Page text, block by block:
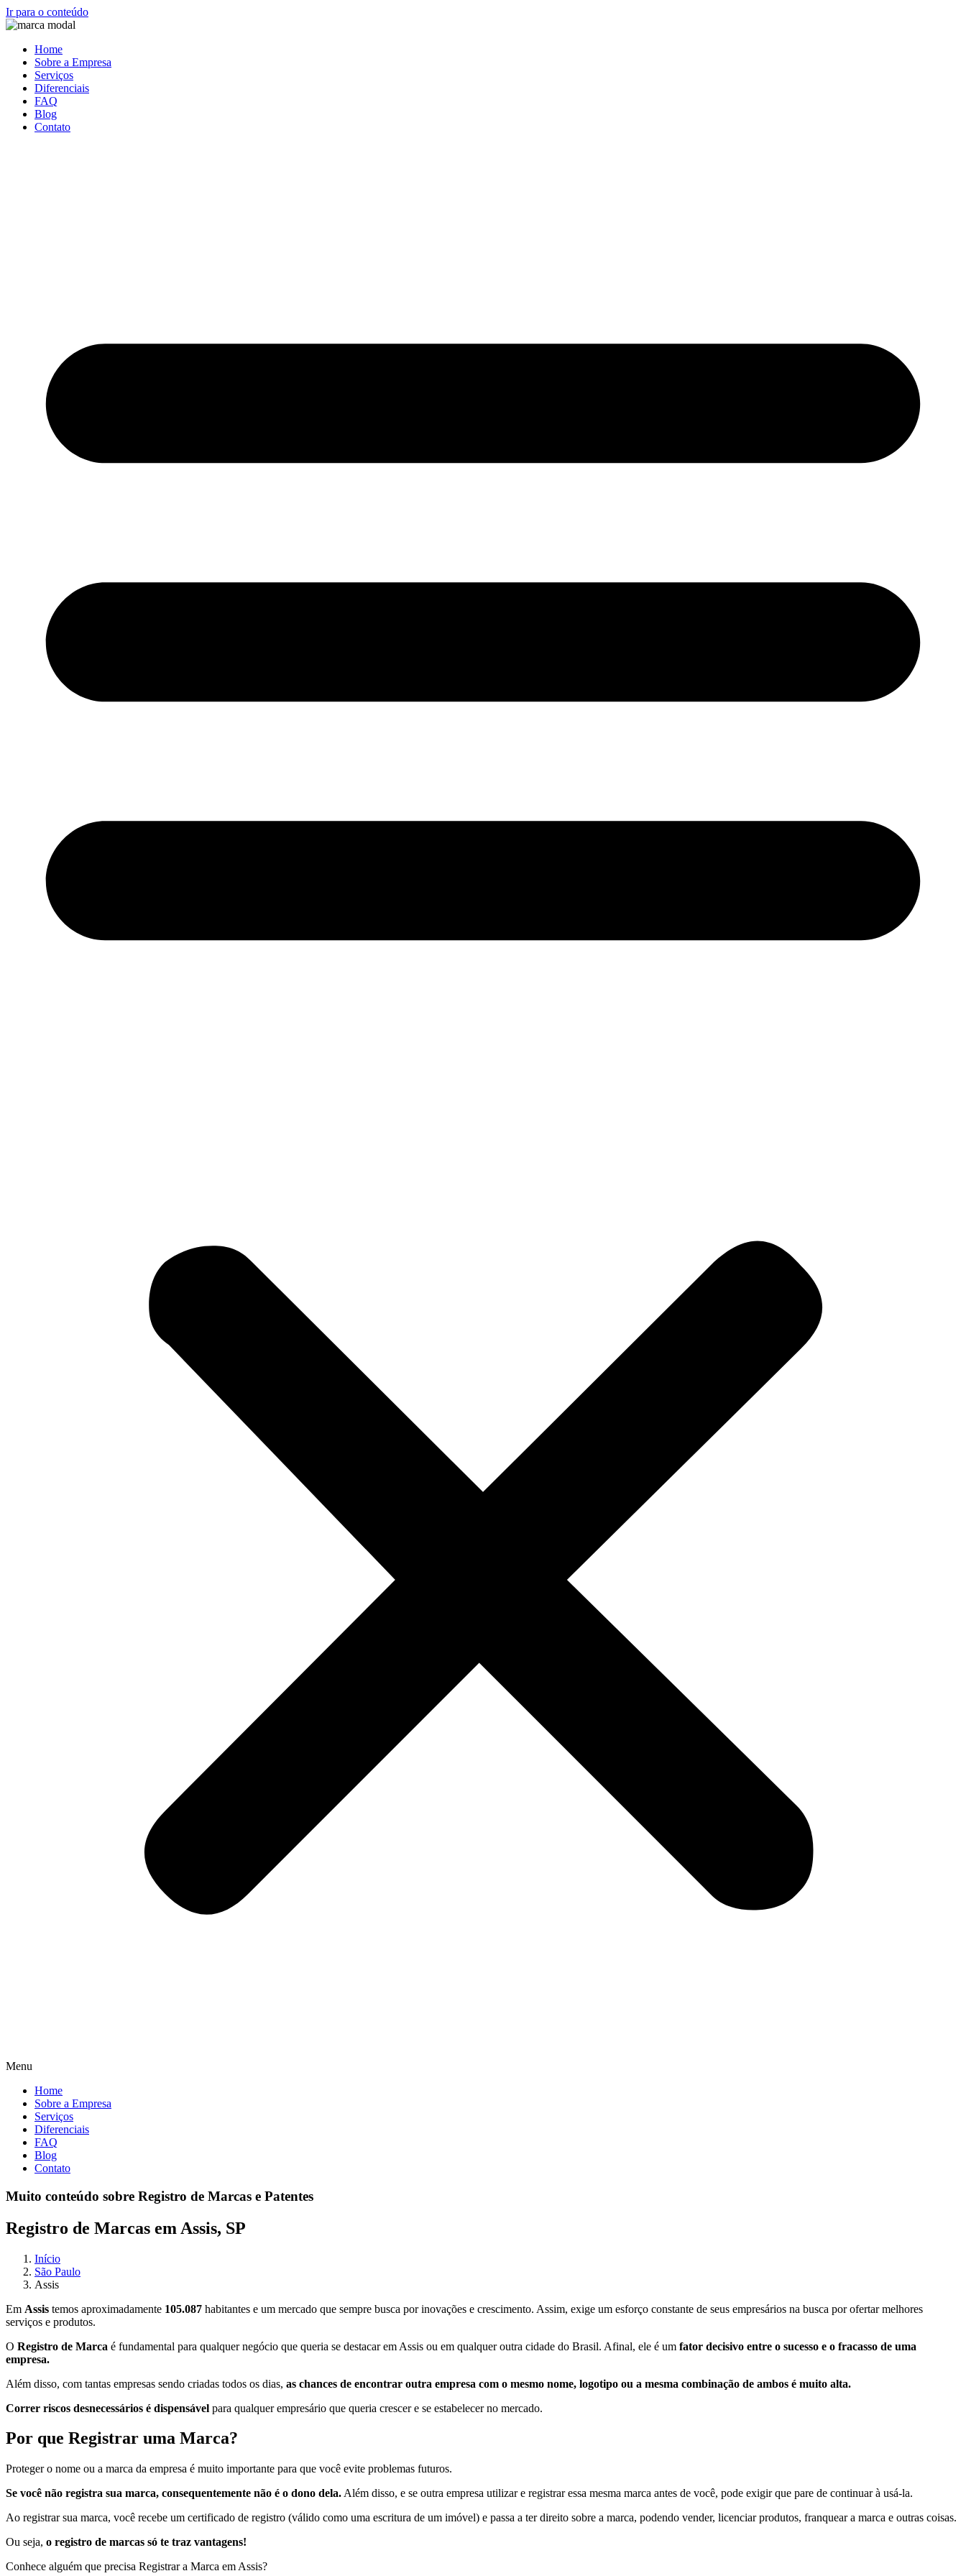
Ir para o conteúdo
Home
Sobre a Empresa
Serviços
Diferenciais
FAQ
Blog
Contato
Menu
Home
Sobre a Empresa
Serviços
Diferenciais
FAQ
Blog
Contato
Muito conteúdo sobre Registro de Marcas e Patentes
Registro de Marcas em Assis, SP
Início
São Paulo
Assis
Em Assis temos aproximadamente 105.087 habitantes e um mercado que sempre busca por inovações e crescimento. Assim, exige um esforço constante de seus empresários na busca por ofertar melhores
serviços e produtos.
O Registro de Marca é fundamental para qualquer negócio que queria se destacar em Assis ou em qualquer outra cidade do Brasil. Afinal, ele é um fator decisivo entre o sucesso e o fracasso de uma
empresa.
Além disso, com tantas empresas sendo criadas todos os dias, as chances de encontrar outra empresa com o mesmo nome, logotipo ou a mesma combinação de ambos é muito alta.
Correr riscos desnecessários é dispensável para qualquer empresário que queria crescer e se estabelecer no mercado.
Por que Registrar uma Marca?
Proteger o nome ou a marca da empresa é muito importante para que você evite problemas futuros.
Se você não registra sua marca, consequentemente não é o dono dela. Além disso, e se outra empresa utilizar e registrar essa mesma marca antes de você, pode exigir que pare de continuar à usá-la.
Ao registrar sua marca, você recebe um certificado de registro (válido como uma escritura de um imóvel) e passa a ter direito sobre a marca, podendo vender, licenciar produtos, franquear a marca e outras coisas.
Ou seja, o registro de marcas só te traz vantagens!
Conhece alguém que precisa Registrar a Marca em Assis?